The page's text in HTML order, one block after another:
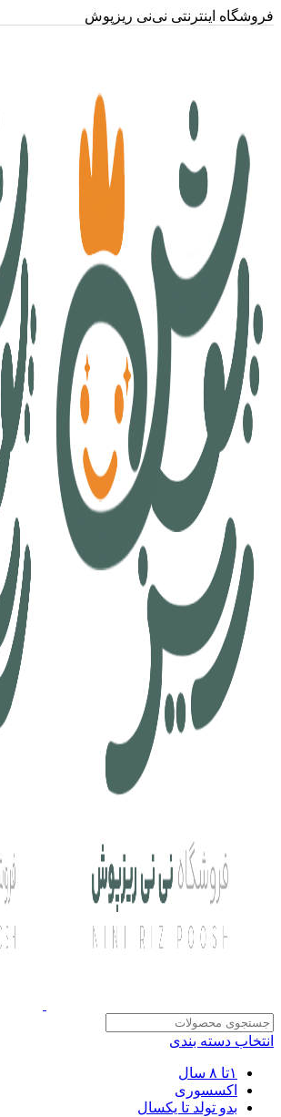
فروشگاه اینترنتی نی‌نی ریزپوش
انتخاب دسته بندی
۱تا ۸ سال
اکسسوری
بدو تولد تا یکسال